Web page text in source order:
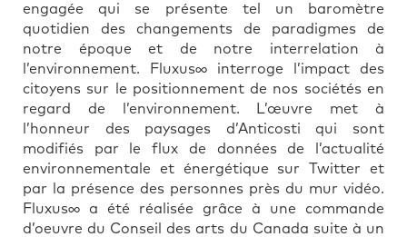
engagée qui se présente tel un baromètre
quotidien des changements de paradigmes de
notre époque et de notre interrelation à
l’environnement. Fluxus∞ interroge l’impact des
citoyens sur le positionnement de nos sociétés en
regard de l’environnement. L’œuvre met à
l’honneur des paysages d’Anticosti qui sont
modifiés par le flux de données de l’actualité
environnementale et énergétique sur Twitter et
par la présence des personnes près du mur vidéo.
Fluxus∞ a été réalisée grâce à une commande
d’oeuvre du Conseil des arts du Canada suite à un